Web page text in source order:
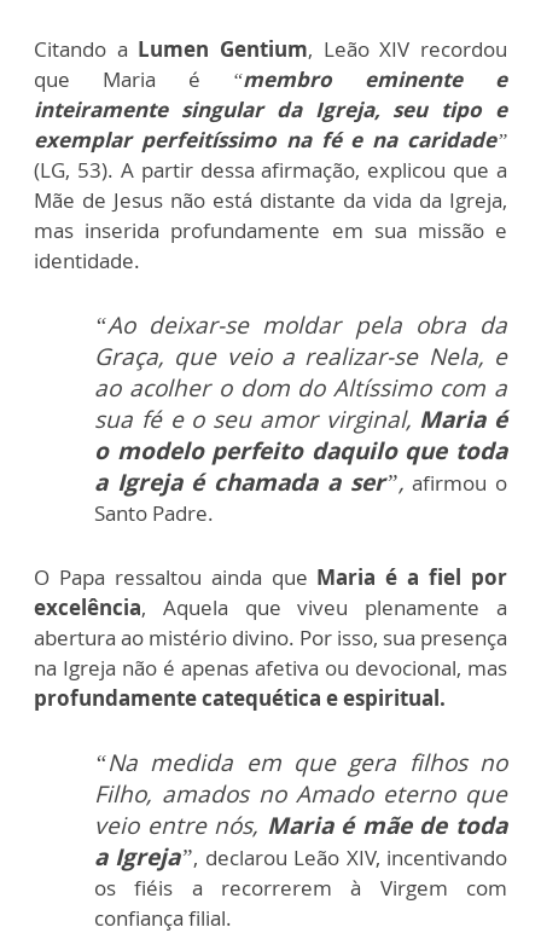
Citando a Lumen Gentium, Leão XIV recordou
que Maria é “membro eminente e
inteiramente singular da Igreja, seu tipo e
exemplar perfeitíssimo na fé e na caridade”
(LG, 53). A partir dessa afirmação, explicou que a
Mãe de Jesus não está distante da vida da Igreja,
mas inserida profundamente em sua missão e
identidade.
“Ao deixar-se moldar pela obra da
Graça, que veio a realizar-se Nela, e
ao acolher o dom do Altíssimo com a
sua fé e o seu amor virginal, Maria é
o modelo perfeito daquilo que toda
a Igreja é chamada a ser”, afirmou o
Santo Padre.
O Papa ressaltou ainda que Maria é a fiel por
excelência, Aquela que viveu plenamente a
abertura ao mistério divino. Por isso, sua presença
na Igreja não é apenas afetiva ou devocional, mas
profundamente catequética e espiritual.
“Na medida em que gera filhos no
Filho, amados no Amado eterno que
veio entre nós, Maria é mãe de toda
a Igreja”, declarou Leão XIV, incentivando
os fiéis a recorrerem à Virgem com
confiança filial.